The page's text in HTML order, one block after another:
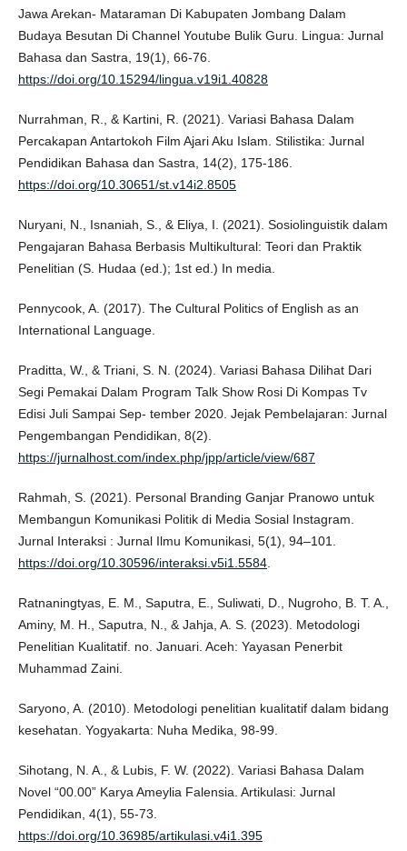
Jawa Arekan- Mataraman Di Kabupaten Jombang Dalam
Budaya Besutan Di Channel Youtube Bulik Guru. Lingua: Jurnal
Bahasa dan Sastra, 19(1), 66-76.
https://doi.org/10.15294/lingua.v19i1.40828
Nurrahman, R., & Kartini, R. (2021). Variasi Bahasa Dalam
Percakapan Antartokoh Film Ajari Aku Islam. Stilistika: Jurnal
Pendidikan Bahasa dan Sastra, 14(2), 175-186.
https://doi.org/10.30651/st.v14i2.8505
Nuryani, N., Isnaniah, S., & Eliya, I. (2021). Sosiolinguistik dalam
Pengajaran Bahasa Berbasis Multikultural: Teori dan Praktik
Penelitian (S. Hudaa (ed.); 1st ed.) In media.
Pennycook, A. (2017). The Cultural Politics of English as an
International Language.
Praditta, W., & Triani, S. N. (2024). Variasi Bahasa Dilihat Dari
Segi Pemakai Dalam Program Talk Show Rosi Di Kompas Tv
Edisi Juli Sampai Sep- tember 2020. Jejak Pembelajaran: Jurnal
Pengembangan Pendidikan, 8(2).
https://jurnalhost.com/index.php/jpp/article/view/687
Rahmah, S. (2021). Personal Branding Ganjar Pranowo untuk
Membangun Komunikasi Politik di Media Sosial Instagram.
Jurnal Interaksi : Jurnal Ilmu Komunikasi, 5(1), 94–101.
https://doi.org/10.30596/interaksi.v5i1.5584.
Ratnaningtyas, E. M., Saputra, E., Suliwati, D., Nugroho, B. T. A.,
Aminy, M. H., Saputra, N., & Jahja, A. S. (2023). Metodologi
Penelitian Kualitatif. no. Januari. Aceh: Yayasan Penerbit
Muhammad Zaini.
Saryono, A. (2010). Metodologi penelitian kualitatif dalam bidang
kesehatan. Yogyakarta: Nuha Medika, 98-99.
Sihotang, N. A., & Lubis, F. W. (2022). Variasi Bahasa Dalam
Novel “00.00” Karya Ameylia Falensia. Artikulasi: Jurnal
Pendidikan, 4(1), 55-73.
https://doi.org/10.36985/artikulasi.v4i1.395